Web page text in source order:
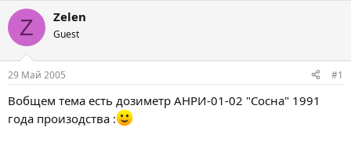
т
о
р
т
е
м
ы
а
н
ч
а
а
Z Zelen
Guest
29 Май 2005 #1
Вобщем тема есть дозиметр АНРИ-01-02 "Сосна" 1991
года произодства :